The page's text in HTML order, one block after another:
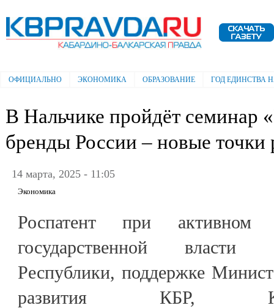
Электронная газета "Кабардино-
Балкарская правда"
Главное меню
ОФИЦИАЛЬНО ЭКОНОМИКА ОБРАЗОВАНИЕ ГОД ЕДИНСТВА
В Нальчике пройдёт семинар
бренды России – новые точки
14 марта, 2025 - 11:05
Экономика
Роспатент при активном
государственной власти
Республики, поддержке
развития КБР,